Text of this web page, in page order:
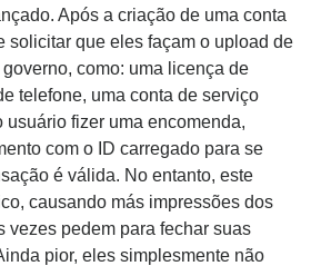
Após a criação de uma conta
solicitar que eles façam o upload de
como: uma licença de
telefone, uma conta de serviço
usuário fizer uma encomenda,
com o ID carregado para se
é válida. No entanto, este
causando más impressões dos
vezes pedem para fechar suas
pior, eles simplesmente não